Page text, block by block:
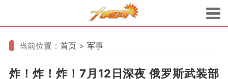
当前位置： 首页 > 军事
炸！炸！炸！7月12日深夜 俄罗斯武装部